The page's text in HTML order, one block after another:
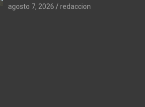
agosto 7, 2026 redaccion